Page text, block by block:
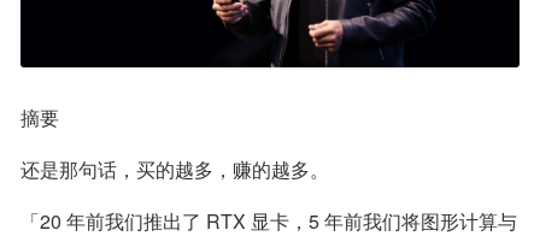
摘要
还是那句话，买的越多，赚的越多。
「20 年前我们推出了 RTX 显卡，5 年前我们将图形计算与